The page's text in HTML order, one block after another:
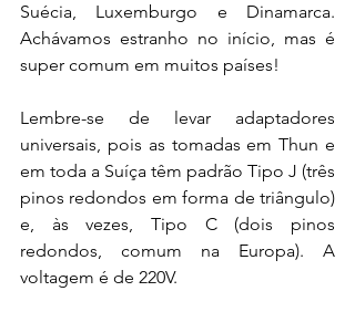
Suécia, Luxemburgo e Dinamarca.
Achávamos estranho no início, mas é
super comum em muitos países!
Lembre-se de levar adaptadores
universais, pois as tomadas em Thun e
em toda a Suíça têm padrão Tipo J (três
pinos redondos em forma de triângulo)
e, às vezes, Tipo C (dois pinos
redondos, comum na Europa). A
voltagem é de 220V.